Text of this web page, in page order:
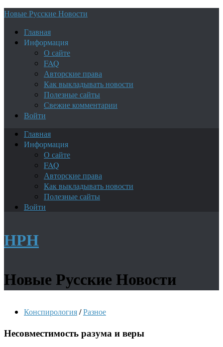
Новые Русские Новости
Главная
Информация
О сайте
FAQ
Авторские права
Как выкладывать новости
Полезные сайты
Свежие комментарии
Войти
Главная
Информация
О сайте
FAQ
Авторские права
Как выкладывать новости
Полезные сайты
Войти
НРН
Новые Русские Новости
Конспирология/Разное
Несовместимость разума и веры